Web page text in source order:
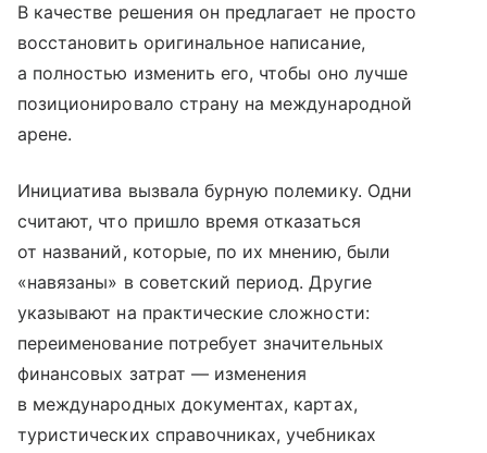
В качестве решения он предлагает не просто
восстановить оригинальное написание,
а полностью изменить его, чтобы оно лучше
позиционировало страну на международной
арене.
Инициатива вызвала бурную полемику. Одни
считают, что пришло время отказаться
от названий, которые, по их мнению, были
«навязаны» в советский период. Другие
указывают на практические сложности:
переименование потребует значительных
финансовых затрат — изменения
в международных документах, картах,
туристических справочниках, учебниках